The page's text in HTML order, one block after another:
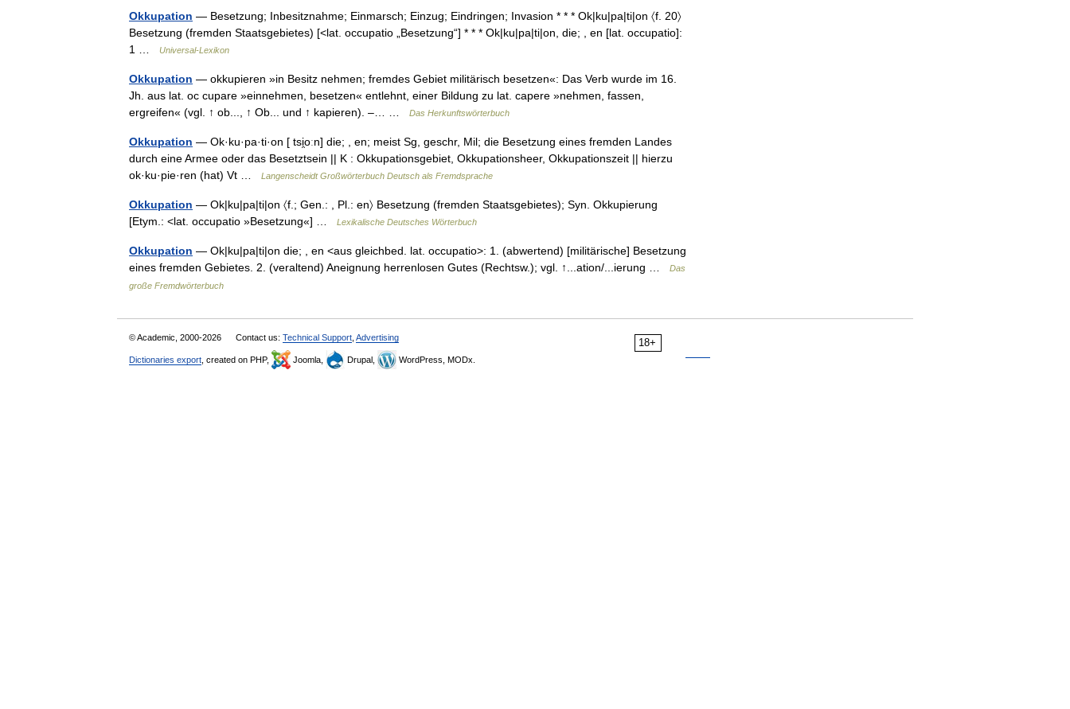
Okkupation — Besetzung; Inbesitznahme; Einmarsch; Einzug; Eindringen; Invasion * * * Ok|ku|pa|ti|on 〈f. 20〉
Besetzung (fremden Staatsgebietes) [<lat. occupatio „Besetzung“] * * * Ok|ku|pa|ti|on, die; , en [lat. occupatio]:
1 …
Universal-Lexikon
Okkupation — okkupieren »in Besitz nehmen; fremdes Gebiet militärisch besetzen«: Das Verb wurde im 16.
Jh. aus lat. oc cupare »einnehmen, besetzen« entlehnt, einer Bildung zu lat. capere »nehmen, fassen,
ergreifen« (vgl. ↑ ob..., ↑ Ob... und ↑ kapieren). –… …
Das Herkunftswörterbuch
Okkupation — Ok·ku·pa·ti·on [ tsi̯oːn] die; , en; meist Sg, geschr, Mil; die Besetzung eines fremden Landes
durch eine Armee oder das Besetztsein || K : Okkupationsgebiet, Okkupationsheer, Okkupationszeit || hierzu
ok·ku·pie·ren (hat) Vt …
Langenscheidt Großwörterbuch Deutsch als Fremdsprache
Okkupation — Ok|ku|pa|ti|on 〈f.; Gen.: , Pl.: en〉 Besetzung (fremden Staatsgebietes); Syn. Okkupierung
[Etym.: <lat. occupatio »Besetzung«] …
Lexikalische Deutsches Wörterbuch
Okkupation — Ok|ku|pa|ti|on die; , en <aus gleichbed. lat. occupatio>: 1. (abwertend) [militärische] Besetzung
eines fremden Gebietes. 2. (veraltend) Aneignung herrenlosen Gutes (Rechtsw.); vgl. ↑...ation/...ierung …
Das
große Fremdwörterbuch
18+
© Academic, 2000-2026 Contact us: Technical Support Advertising
Dictionaries export , created on PHP, Joomla, Drupal, WordPress, MODx.